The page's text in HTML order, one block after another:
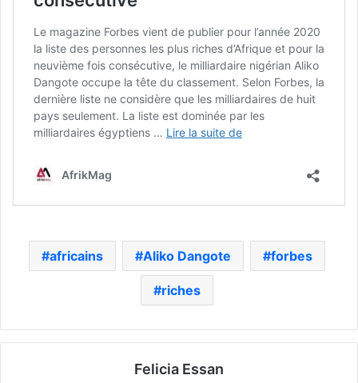
africains Aliko Dangote forbes
riches
Felicia Essan